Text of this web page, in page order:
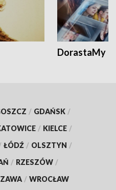
DorastaMy
/ GDAŃSK /
/ KIELCE /
ŁÓDŹ / OLSZTYN /
/ RZESZÓW /
/ WROCŁAW